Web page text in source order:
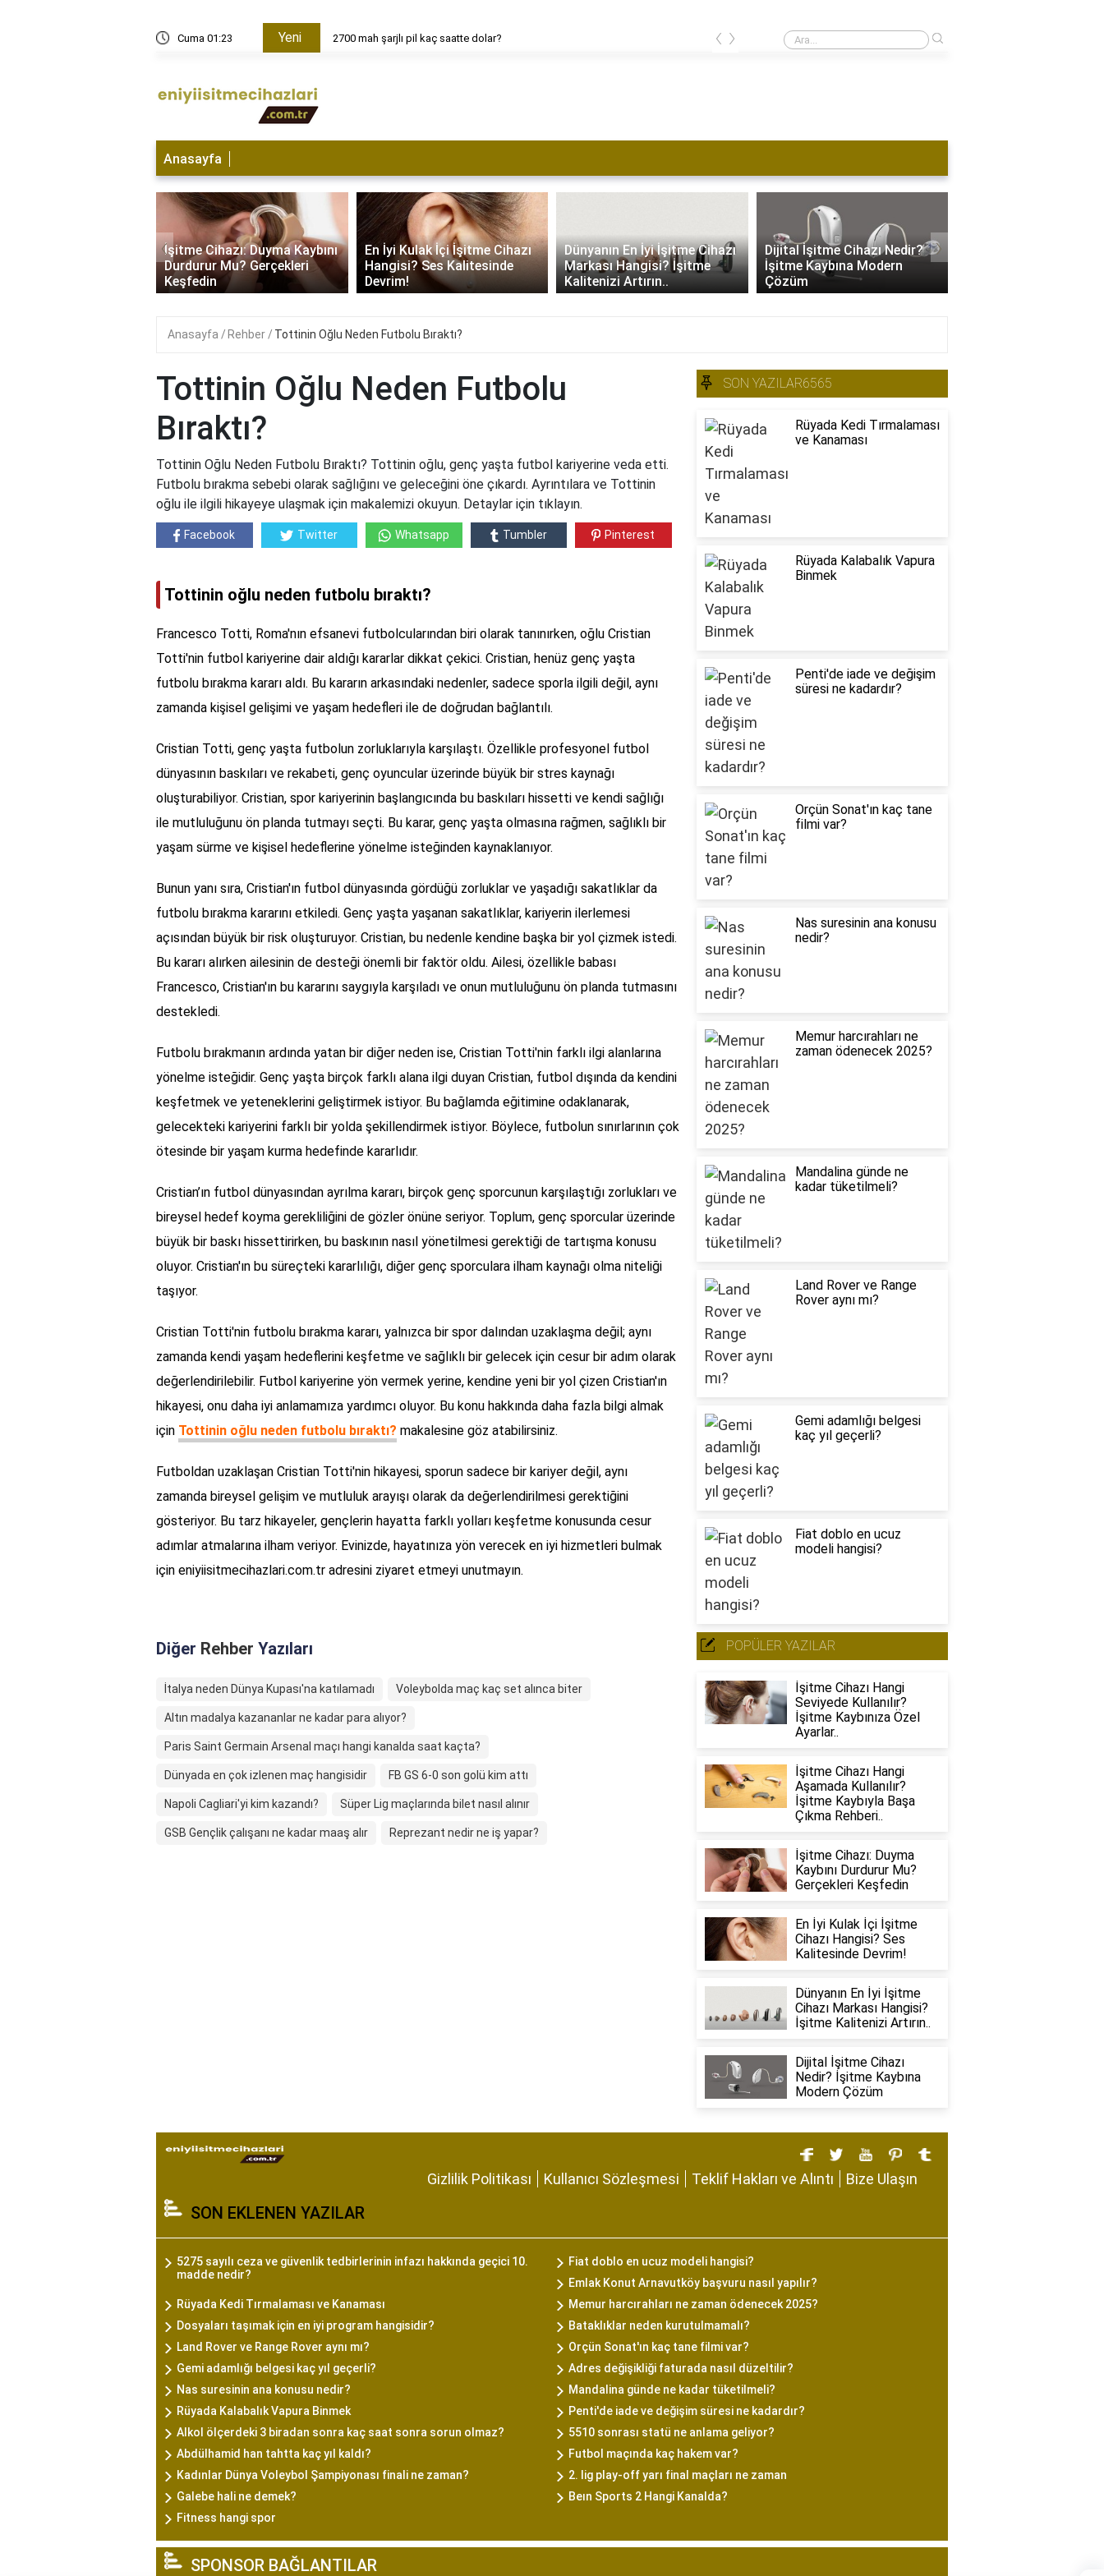
Cuma 01:23 Yeni 2700 mah şarjlı pil kaç saatte dolar? 1 kulağı duymayan ehliyet alabilir mi?
‹ ›
Anasayfa
İşitme Cihazı: Duyma Kaybını
Durdurur Mu? Gerçekleri
Keşfedin
En İyi Kulak İçi İşitme Cihazı
Hangisi? Ses Kalitesinde
Devrim!
Dünyanın En İyi İşitme Cihazı
Markası Hangisi? İşitme
Kalitenizi Artırın..
Dijital İşitme Cihazı Nedir?
İşitme Kaybına Modern
Çözüm
‹ ›
Anasayfa Rehber Tottinin Oğlu Neden Futbolu Bıraktı?
Tottinin Oğlu Neden Futbolu
Bıraktı?
Tottinin Oğlu Neden Futbolu Bıraktı? Tottinin oğlu, genç yaşta futbol kariyerine veda etti.
Futbolu bırakma sebebi olarak sağlığını ve geleceğini öne çıkardı. Ayrıntılara ve Tottinin
oğlu ile ilgili hikayeye ulaşmak için makalemizi okuyun. Detaylar için tıklayın.
Facebook Twitter Whatsapp Tumbler Pinterest
Tottinin oğlu neden futbolu bıraktı?
Francesco Totti, Roma'nın efsanevi futbolcularından biri olarak tanınırken, oğlu Cristian
Totti'nin futbol kariyerine dair aldığı kararlar dikkat çekici. Cristian, henüz genç yaşta
futbolu bırakma kararı aldı. Bu kararın arkasındaki nedenler, sadece sporla ilgili değil, aynı
zamanda kişisel gelişimi ve yaşam hedefleri ile de doğrudan bağlantılı.
Cristian Totti, genç yaşta futbolun zorluklarıyla karşılaştı. Özellikle profesyonel futbol
dünyasının baskıları ve rekabeti, genç oyuncular üzerinde büyük bir stres kaynağı
oluşturabiliyor. Cristian, spor kariyerinin başlangıcında bu baskıları hissetti ve kendi sağlığı
ile mutluluğunu ön planda tutmayı seçti. Bu karar, genç yaşta olmasına rağmen, sağlıklı bir
yaşam sürme ve kişisel hedeflerine yönelme isteğinden kaynaklanıyor.
Bunun yanı sıra, Cristian'ın futbol dünyasında gördüğü zorluklar ve yaşadığı sakatlıklar da
futbolu bırakma kararını etkiledi. Genç yaşta yaşanan sakatlıklar, kariyerin ilerlemesi
açısından büyük bir risk oluşturuyor. Cristian, bu nedenle kendine başka bir yol çizmek istedi.
Bu kararı alırken ailesinin de desteği önemli bir faktör oldu. Ailesi, özellikle babası
Francesco, Cristian'ın bu kararını saygıyla karşıladı ve onun mutluluğunu ön planda tutmasını
destekledi.
Futbolu bırakmanın ardında yatan bir diğer neden ise, Cristian Totti'nin farklı ilgi alanlarına
yönelme isteğidir. Genç yaşta birçok farklı alana ilgi duyan Cristian, futbol dışında da kendini
keşfetmek ve yeteneklerini geliştirmek istiyor. Bu bağlamda eğitimine odaklanarak,
gelecekteki kariyerini farklı bir yolda şekillendirmek istiyor. Böylece, futbolun sınırlarının çok
ötesinde bir yaşam kurma hedefinde kararlıdır.
Cristian’ın futbol dünyasından ayrılma kararı, birçok genç sporcunun karşılaştığı zorlukları ve
bireysel hedef koyma gerekliliğini de gözler önüne seriyor. Toplum, genç sporcular üzerinde
büyük bir baskı hissettirirken, bu baskının nasıl yönetilmesi gerektiği de tartışma konusu
oluyor. Cristian'ın bu süreçteki kararlılığı, diğer genç sporculara ilham kaynağı olma niteliği
taşıyor.
Cristian Totti'nin futbolu bırakma kararı, yalnızca bir spor dalından uzaklaşma değil; aynı
zamanda kendi yaşam hedeflerini keşfetme ve sağlıklı bir gelecek için cesur bir adım olarak
değerlendirilebilir. Futbol kariyerine yön vermek yerine, kendine yeni bir yol çizen Cristian'ın
hikayesi, onu daha iyi anlamamıza yardımcı oluyor. Bu konu hakkında daha fazla bilgi almak
için Tottinin oğlu neden futbolu bıraktı? makalesine göz atabilirsiniz.
Futboldan uzaklaşan Cristian Totti'nin hikayesi, sporun sadece bir kariyer değil, aynı
zamanda bireysel gelişim ve mutluluk arayışı olarak da değerlendirilmesi gerektiğini
gösteriyor. Bu tarz hikayeler, gençlerin hayatta farklı yolları keşfetme konusunda cesur
adımlar atmalarına ilham veriyor. Evinizde, hayatınıza yön verecek en iyi hizmetleri bulmak
için eniyiisitmecihazlari.com.tr adresini ziyaret etmeyi unutmayın.
Diğer Rehber Yazıları
İtalya neden Dünya Kupası'na katılamadı Voleybolda maç kaç set alınca biter
Altın madalya kazananlar ne kadar para alıyor?
Paris Saint Germain Arsenal maçı hangi kanalda saat kaçta?
Dünyada en çok izlenen maç hangisidir FB GS 6-0 son golü kim attı
Napoli Cagliari'yi kim kazandı? Süper Lig maçlarında bilet nasıl alınır
GSB Gençlik çalışanı ne kadar maaş alır Reprezant nedir ne iş yapar?
SON YAZILAR6565
Rüyada Kedi Tırmalaması
ve Kanaması
Rüyada Kalabalık Vapura
Binmek
Penti'de iade ve değişim
süresi ne kadardır?
Orçün Sonat'ın kaç tane
filmi var?
Nas suresinin ana konusu
nedir?
Memur harcırahları ne
zaman ödenecek 2025?
Mandalina günde ne
kadar tüketilmeli?
Land Rover ve Range
Rover aynı mı?
Gemi adamlığı belgesi
kaç yıl geçerli?
Fiat doblo en ucuz
modeli hangisi?
POPÜLER YAZILAR
İşitme Cihazı Hangi
Seviyede Kullanılır?
İşitme Kaybınıza Özel
Ayarlar..
İşitme Cihazı Hangi
Aşamada Kullanılır?
İşitme Kaybıyla Başa
Çıkma Rehberi..
İşitme Cihazı: Duyma
Kaybını Durdurur Mu?
Gerçekleri Keşfedin
En İyi Kulak İçi İşitme
Cihazı Hangisi? Ses
Kalitesinde Devrim!
Dünyanın En İyi İşitme
Cihazı Markası Hangisi?
İşitme Kalitenizi Artırın..
Dijital İşitme Cihazı
Nedir? İşitme Kaybına
Modern Çözüm
Gizlilik Politikası Kullanıcı Sözleşmesi Teklif Hakları ve Alıntı Bize Ulaşın
SON EKLENEN YAZILAR
5275 sayılı ceza ve güvenlik tedbirlerinin infazı hakkında geçici 10.
madde nedir?
Fiat doblo en ucuz modeli hangisi?
Emlak Konut Arnavutköy başvuru nasıl yapılır?
Rüyada Kedi Tırmalaması ve Kanaması
Memur harcırahları ne zaman ödenecek 2025?
Dosyaları taşımak için en iyi program hangisidir?
Bataklıklar neden kurutulmamalı?
Land Rover ve Range Rover aynı mı?
Orçün Sonat'ın kaç tane filmi var?
Gemi adamlığı belgesi kaç yıl geçerli?
Adres değişikliği faturada nasıl düzeltilir?
Nas suresinin ana konusu nedir?
Mandalina günde ne kadar tüketilmeli?
Rüyada Kalabalık Vapura Binmek
Penti'de iade ve değişim süresi ne kadardır?
Alkol ölçerdeki 3 biradan sonra kaç saat sonra sorun olmaz?
5510 sonrası statü ne anlama geliyor?
Abdülhamid han tahtta kaç yıl kaldı?
Futbol maçında kaç hakem var?
Kadınlar Dünya Voleybol Şampiyonası finali ne zaman?
2. lig play-off yarı final maçları ne zaman
Galebe hali ne demek?
Beın Sports 2 Hangi Kanalda?
Fitness hangi spor
SPONSOR BAĞLANTILAR